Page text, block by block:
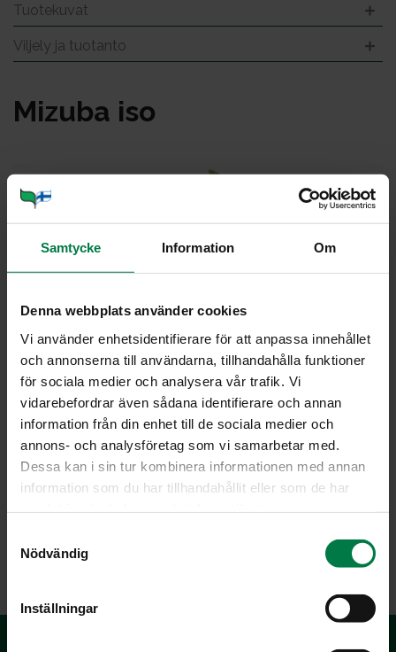
Samtycke Information Om
Denna webbplats använder cookies
Vi använder enhetsidentifierare för att anpassa innehållet
och annonserna till användarna, tillhandahålla funktioner
för sociala medier och analysera vår trafik. Vi
vidarebefordrar även sådana identifierare och annan
information från din enhet till de sociala medier och
annons- och analysföretag som vi samarbetar med.
Dessa kan i sin tur kombinera informationen med annan
information som du har tillhandahållit eller som de har
Nödvändig
Inställningar
Tuotekuvat
Viljely ja tuotanto
Mi­zu­ba iso
LATAA